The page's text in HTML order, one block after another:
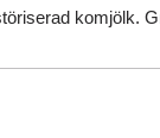
komjölk.